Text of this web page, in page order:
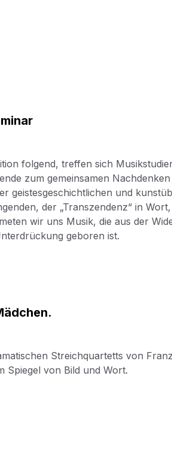
folgend, treffen sich
zum gemeinsamen
geistesgeschichtlichen und
der „Transzendenz“ in
wir uns Musik, die aus der
geboren ist.
Streichquartetts von
Spiegel von Bild und Wort.